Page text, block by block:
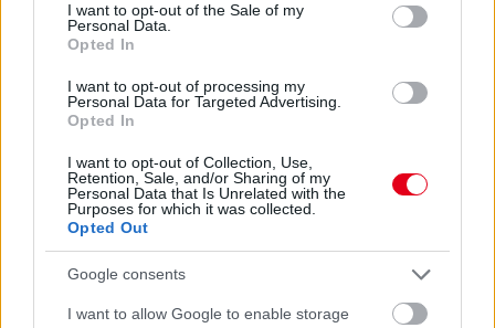
I want to opt-out of the Sale of my
Personal Data.
Opted In
I want to opt-out of processing my
Personal Data for Targeted Advertising.
Opted In
I want to opt-out of Collection, Use,
Retention, Sale, and/or Sharing of my
Personal Data that Is Unrelated with the
Purposes for which it was collected.
Opted Out
Google consents
I want to allow Google to enable storage
tempója, Verstappen gyengébb Monacót vár, Leclerc a
versenyzési irányelveket kritizálta: a nap hírei egy helyen.
előző hírek
Hallgasd meg a Formula Podcast
legfrissebb adását!